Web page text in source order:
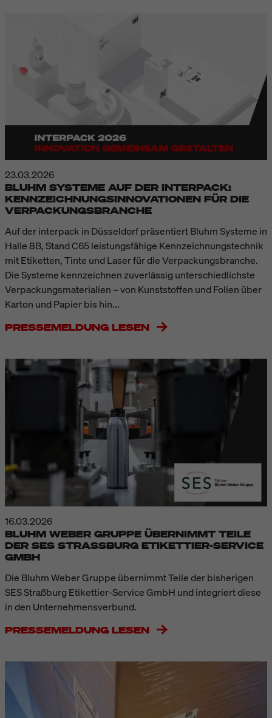
23.03.2026
BLUHM SYSTEME AUF DER INTERPACK:
KENNZEICHNUNGSINNOVATIONEN FÜR DIE
VERPACKUNGSBRANCHE
Auf der interpack in Düsseldorf präsentiert Bluhm Systeme in
Halle 8B, Stand C65 leistungsfähige Kennzeichnungstechnik
mit Etiketten, Tinte und Laser für die Verpackungsbranche.
Die Systeme kennzeichnen zuverlässig unterschiedlichste
Verpackungsmaterialien – von Kunststoffen und Folien über
Karton und Papier bis hin...
PRESSEMELDUNG LESEN
16.03.2026
BLUHM WEBER GRUPPE ÜBERNIMMT TEILE
DER SES STRASSBURG ETIKETTIER-SERVICE G
MBH
Die Bluhm Weber Gruppe übernimmt Teile der bisherigen
SES Straßburg Etikettier-Service GmbH und integriert diese
in den Unternehmensverbund.
PRESSEMELDUNG LESEN